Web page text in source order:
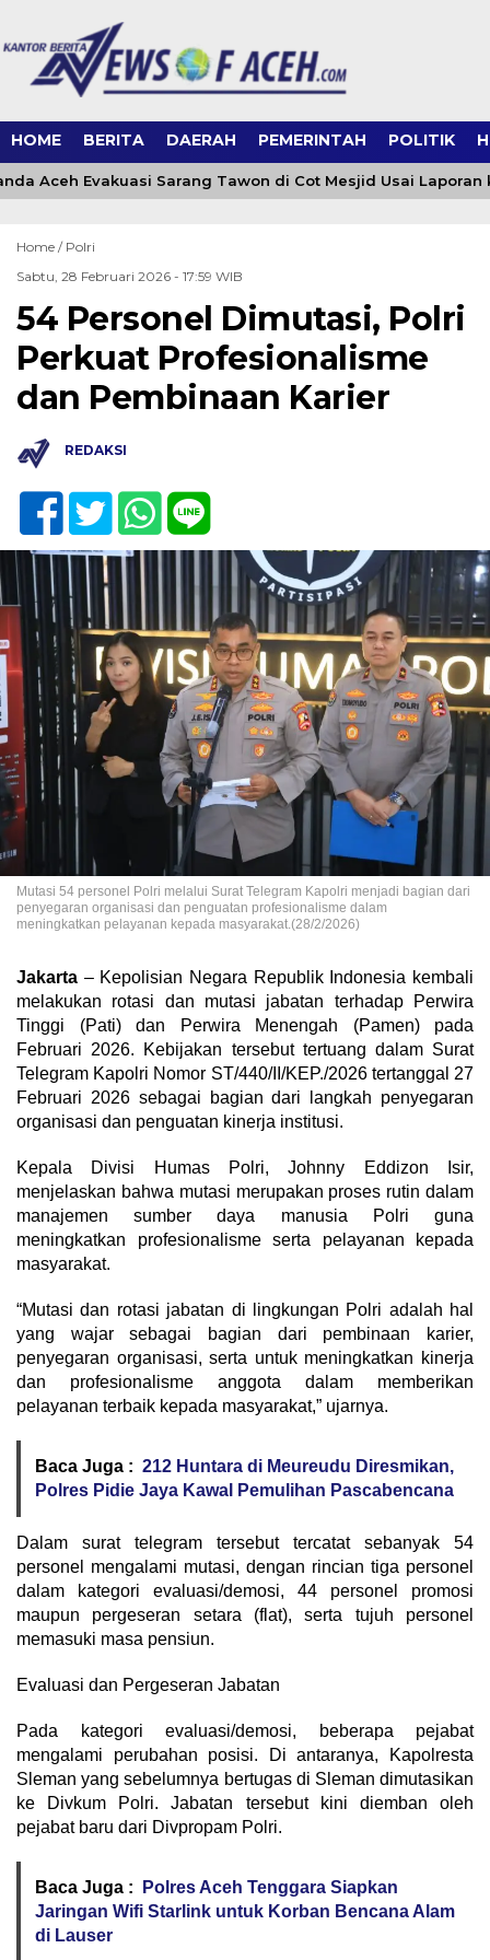
HOME BERITA DAERAH PEMERINTAH POLITIK
Aceh Evakuasi Sarang Tawon di Cot Mesjid Usai Laporan ke
Home / Polri
Sabtu, 28 Februari 2026 - 17:59 WIB
54 Personel Dimutasi, Polri
Perkuat Profesionalisme
dan Pembinaan Karier
REDAKSI
Mutasi 54 personel Polri melalui Surat Telegram Kapolri menjadi bagian dari
penyegaran organisasi dan penguatan profesionalisme dalam
meningkatkan pelayanan kepada masyarakat.(28/2/2026)
Jakarta – Kepolisian Negara Republik Indonesia kembali
melakukan rotasi dan mutasi jabatan terhadap Perwira
Tinggi (Pati) dan Perwira Menengah (Pamen) pada
Februari 2026. Kebijakan tersebut tertuang dalam Surat
Telegram Kapolri Nomor ST/440/II/KEP./2026 tertanggal 27
Februari 2026 sebagai bagian dari langkah penyegaran
organisasi dan penguatan kinerja institusi.
Kepala Divisi Humas Polri, Johnny Eddizon Isir,
menjelaskan bahwa mutasi merupakan proses rutin dalam
manajemen sumber daya manusia Polri guna
meningkatkan profesionalisme serta pelayanan kepada
masyarakat.
“Mutasi dan rotasi jabatan di lingkungan Polri adalah hal
yang wajar sebagai bagian dari pembinaan karier,
penyegaran organisasi, serta untuk meningkatkan kinerja
dan profesionalisme anggota dalam memberikan
pelayanan terbaik kepada masyarakat,” ujarnya.
Baca Juga : 212 Huntara di Meureudu Diresmikan,
Polres Pidie Jaya Kawal Pemulihan Pascabencana
Dalam surat telegram tersebut tercatat sebanyak 54
personel mengalami mutasi, dengan rincian tiga personel
dalam kategori evaluasi/demosi, 44 personel promosi
maupun pergeseran setara (flat), serta tujuh personel
memasuki masa pensiun.
Evaluasi dan Pergeseran Jabatan
Pada kategori evaluasi/demosi, beberapa pejabat
mengalami perubahan posisi. Di antaranya, Kapolresta
Sleman yang sebelumnya bertugas di Sleman dimutasikan
ke Divkum Polri. Jabatan tersebut kini diemban oleh
pejabat baru dari Divpropam Polri.
Baca Juga :
Polres Aceh Tenggara Siapkan
Jaringan Wifi Starlink untuk Korban Bencana Alam
di Lauser